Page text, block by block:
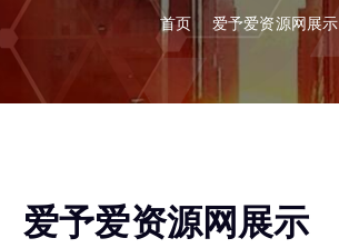
首页 爱予爱资源网展示
爱予爱资源网展示